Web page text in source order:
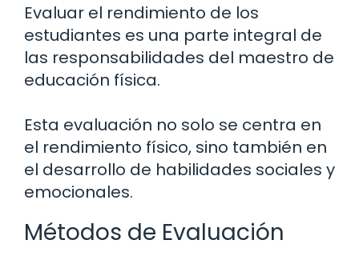
Evaluar el rendimiento de los
estudiantes es una parte integral de
las responsabilidades del maestro de
educación física.
Esta evaluación no solo se centra en
el rendimiento físico, sino también en
el desarrollo de habilidades sociales y
emocionales.
Métodos de Evaluación